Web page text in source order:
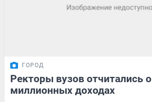
ГОРОД
Ректоры вузов отчитались о
миллионных доходах